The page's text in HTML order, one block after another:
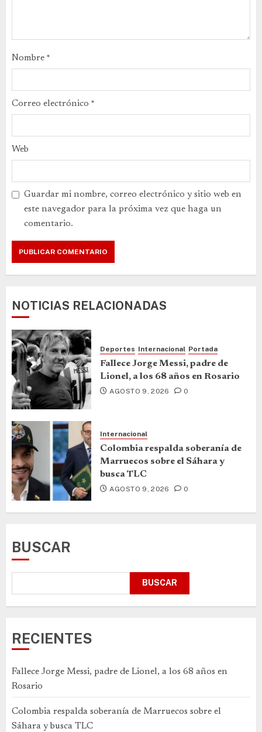
Nombre *
Correo electrónico *
Web
Guardar mi nombre, correo electrónico y sitio web en
este navegador para la próxima vez que haga un
comentario.
NOTICIAS RELACIONADAS
Deportes Internacional Portada
Fallece Jorge Messi, padre de
Lionel, a los 68 años en Rosario
AGOSTO 9, 2026 0
Internacional
Colombia respalda soberanía de
Marruecos sobre el Sáhara y
busca TLC
AGOSTO 9, 2026 0
BUSCAR
BUSCAR
RECIENTES
Fallece Jorge Messi, padre de Lionel, a los 68 años en
Rosario
Colombia respalda soberanía de Marruecos sobre el
Sáhara y busca TLC